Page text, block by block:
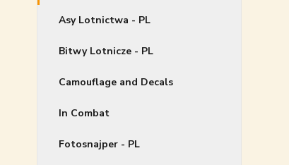
Asy Lotnictwa - PL
Bitwy Lotnicze - PL
Camouflage and Decals
In Combat
Fotosnajper - PL